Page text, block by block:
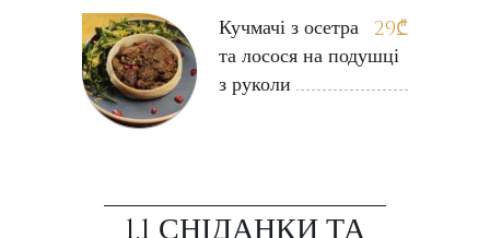
29₾
Кучмачі з осетра
та лосося на подушці
з руколи
1.1 СНІДАНКИ ТА